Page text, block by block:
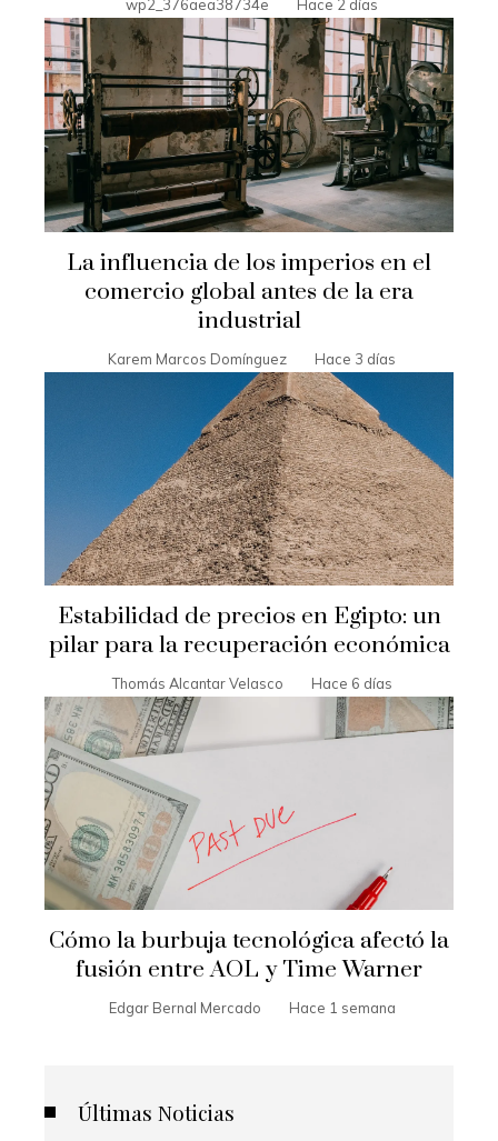
wp2_376aea38734e Hace 2 días
La influencia de los imperios en el
comercio global antes de la era
industrial
Karem Marcos Domínguez Hace 3 días
Estabilidad de precios en Egipto: un
pilar para la recuperación económica
Thomás Alcantar Velasco Hace 6 días
Cómo la burbuja tecnológica afectó la
fusión entre AOL y Time Warner
Edgar Bernal Mercado Hace 1 semana
Últimas Noticias